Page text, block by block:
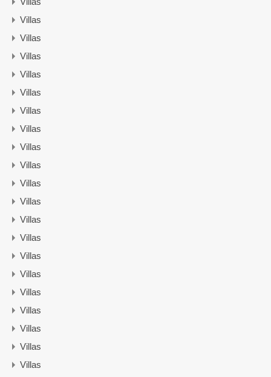
Villas
Villas
Villas
Villas
Villas
Villas
Villas
Villas
Villas
Villas
Villas
Villas
Villas
Villas
Villas
Villas
Villas
Villas
Villas
Villas